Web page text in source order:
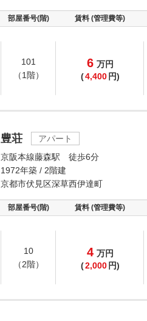
部屋番号(階) 賃料 (管理費等)
101
（1階）
6 万円
(4,400 円)
豊荘
アパート
京阪本線藤森駅 徒歩6分
1972年築 / 2階建
京都市伏見区深草西伊達町
部屋番号(階) 賃料 (管理費等)
10
（2階）
4 万円
(2,000 円)